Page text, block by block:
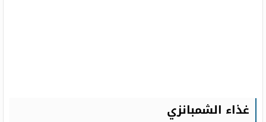
غذاء الشمبانزي